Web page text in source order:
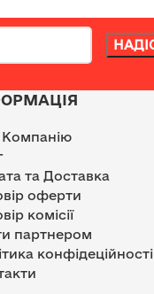
та Доставка
оферти
комісії
партнером
конфідеційності